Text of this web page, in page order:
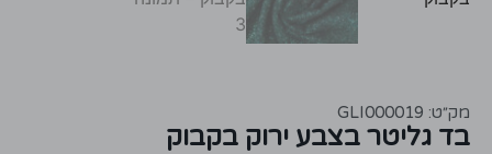
מק״ט: GLI000019
בד גליטר בצבע ירוק בקבוק